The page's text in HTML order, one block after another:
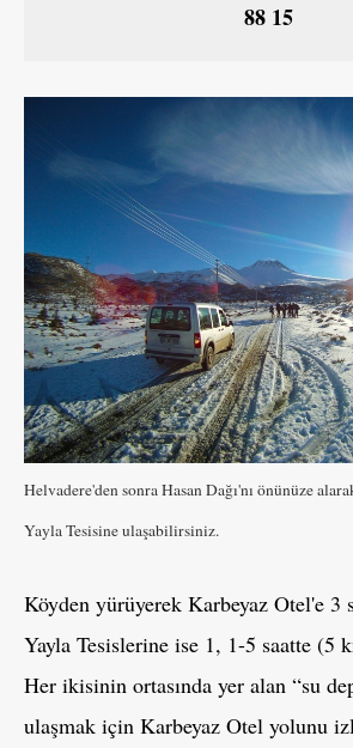
88 15
Helvadere'den sonra Hasan Dağı'nı önünüze
Yayla Tesisine ulaşabilirsiniz.
Köyden yürüyerek Karbeyaz Otel'e 3
Yayla Tesislerine ise 1, 1-5 saatte (5
Her ikisinin ortasında yer alan “su
ulaşmak için Karbeyaz Otel yolunu